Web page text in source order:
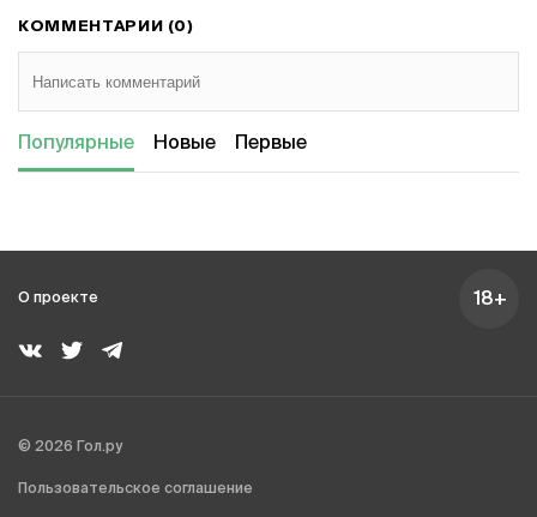
КОММЕНТАРИИ (0)
Популярные Новые Первые
О проекте 18+
© 2026 Гол.ру
Пользовательское соглашение